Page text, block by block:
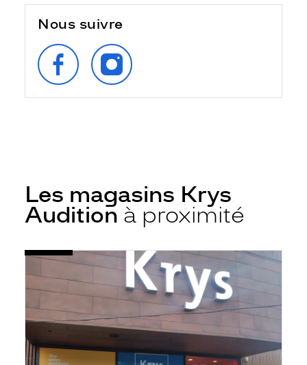
Nous suivre
SUIVEZ‑NOUS
SUR
FACEBOOK
SUIVEZ‑NOUS
SUR
INSTAGRAM
Les magasins Krys
Audition à proximité
Audioprothésiste
Amiens
-
Cc
Shopping
Promenade
-
Voir
fiche